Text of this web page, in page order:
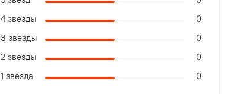
4 звезды
0
3 звезды
0
2 звезды
0
1 звезда
0